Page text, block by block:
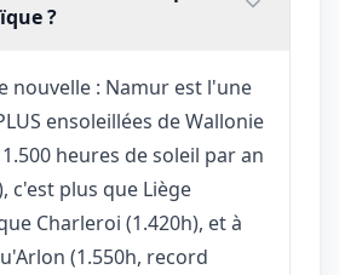
?
nouvelle : Namur est l'une
ensoleillées de Wallonie
heures de soleil par an
c'est plus que Liège
Charleroi (1.420h), et à
(1.550h, record